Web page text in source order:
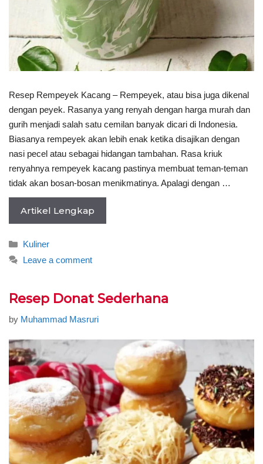
Resep Rempeyek Kacang – Rempeyek, atau bisa juga dikenal
dengan peyek. Rasanya yang renyah dengan harga murah dan
gurih menjadi salah satu cemilan banyak dicari di Indonesia.
Biasanya rempeyek akan lebih enak ketika disajikan dengan
nasi pecel atau sebagai hidangan tambahan. Rasa kriuk
renyahnya rempeyek kacang pastinya membuat teman-teman
tidak akan bosan-bosan menikmatinya. Apalagi dengan …
Artikel Lengkap
Categories
Kuliner
Leave a comment
Resep Donat Sederhana
by Muhammad Masruri